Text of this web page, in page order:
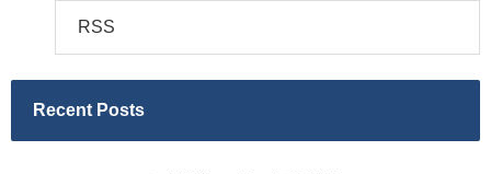
RSS
Recent Posts